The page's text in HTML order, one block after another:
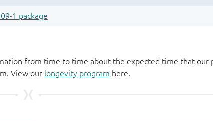
from time to time about the expected time that our
View our longevity program here.